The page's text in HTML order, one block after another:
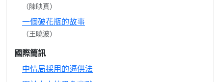
（陳映真）
一個破花瓶的故事
（王曉波）
國際簡訊
中情局採用的逼供法